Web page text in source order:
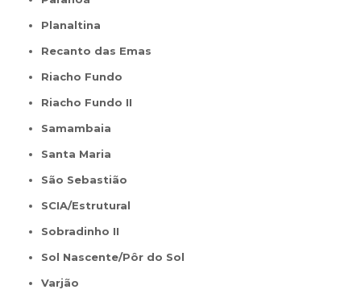
Planaltina
Recanto das Emas
Riacho Fundo
Riacho Fundo II
Samambaia
Santa Maria
São Sebastião
SCIA/Estrutural
Sobradinho II
Sol Nascente/Pôr do Sol
Varjão